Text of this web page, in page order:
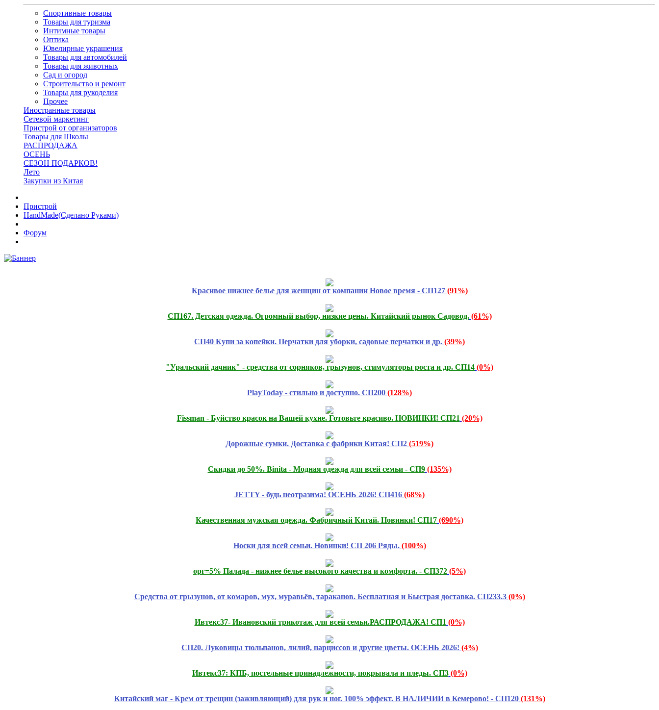
Спортивные товары
Товары для туризма
Интимные товары
Оптика
Ювелирные украшения
Товары для автомобилей
Товары для животных
Сад и огород
Строительство и ремонт
Товары для рукоделия
Прочее
Иностранные товары
Сетевой маркетинг
Пристрой от организаторов
Товары для Школы
РАСПРОДАЖА
ОСЕНЬ
СЕЗОН ПОДАРКОВ!
Лето
Закупки из Китая
Пристрой
HandMade(Сделано Руками)
Форум
Красивое нижнее белье для женщин от компании Новое время - СП127 (91%)
СП167. Детская одежда. Огромный выбор, низкие цены. Китайский рынок Садовод. (61%)
СП40 Купи за копейки. Перчатки для уборки, садовые перчатки и др. (39%)
"Уральский дачник" - средства от сорняков, грызунов, стимуляторы роста и др. СП14 (0%)
PlayToday - стильно и доступно. СП200 (128%)
Fissmаn - Буйство красок на Вашей кухне. Готовьте красиво. НОВИНКИ! СП21 (20%)
Дорожные сумки. Доставка с фабрики Китая! СП2 (519%)
Скидки до 50%. Binita - Модная одежда для всей семьи - СП9 (135%)
JETTY - будь неотразима! ОСЕНЬ 2026! СП416 (68%)
Качественная мужская одежда. Фабричный Китай. Новинки! СП17 (690%)
Носки для всей семьи. Новинки! СП 206 Ряды. (100%)
орг=5% Палада - нижнее белье высокого качества и комфорта. - СП372 (5%)
Средства от грызунов, от комаров, мух, муравьёв, тараканов. Бесплатная и Быстрая доставка. СП233.3 (0%)
Ивтекс37- Ивановский трикотаж для всей семьи.РАСПРОДАЖА! СП1 (0%)
СП20. Луковицы тюльпанов, лилий, нарциссов и другие цветы. ОСЕНЬ 2026! (4%)
Ивтекс37: КПБ, постельные принадлежности, покрывала и пледы. СП3 (0%)
Китайский маг - Крем от трещин (заживляющий) для рук и ног. 100% эффект. В НАЛИЧИИ в Кемерово! - СП120 (131%)